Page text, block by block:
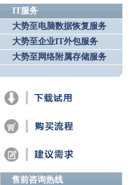
IT服务
大势至电脑数据恢复服务
大势至企业IT外包服务
大势至网络附属存储服务
售前咨询热线